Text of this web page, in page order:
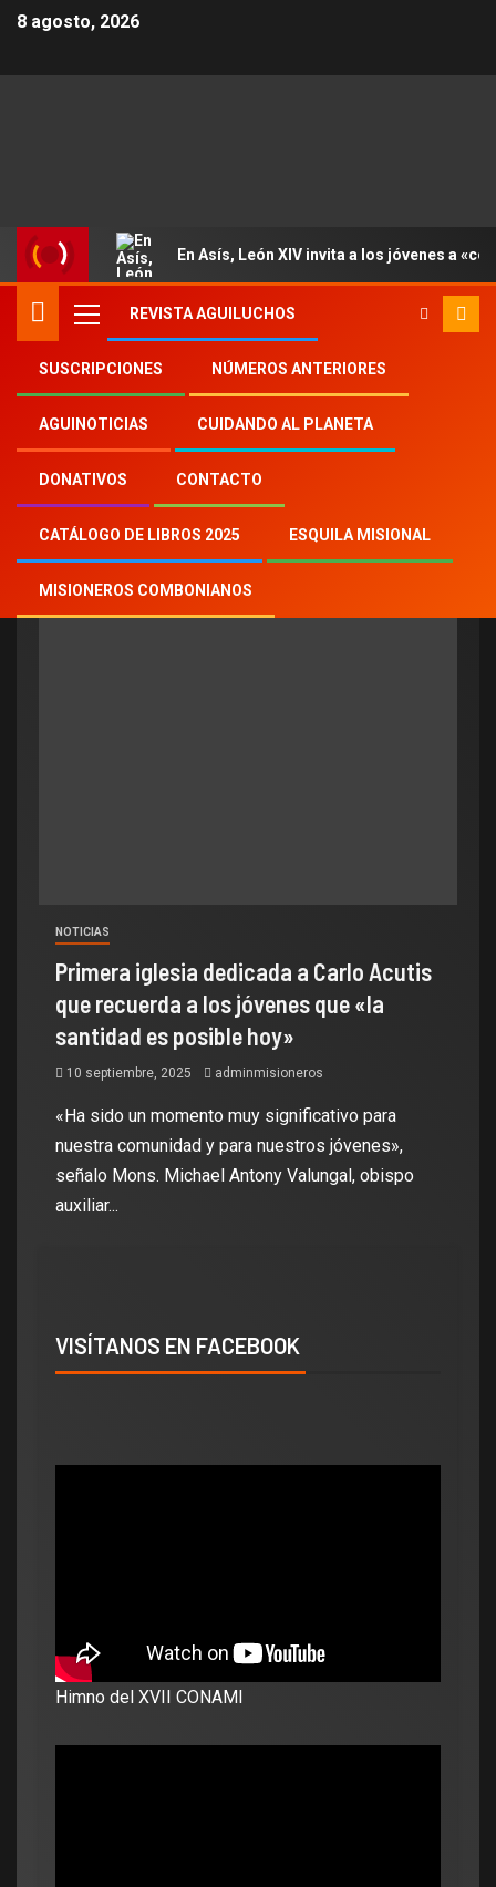
8 agosto, 2026
En Asís, León XIV invita a los jóvenes a
REVISTA AGUILUCHOS
SUSCRIPCIONES NÚMEROS ANTERIORES
AGUINOTICIAS CUIDANDO AL PLANETA
DONATIVOS CONTACTO
CATÁLOGO DE LIBROS 2025 ESQUILA MISIONAL
MISIONEROS COMBONIANOS
Inicio Aguinoticias san Carlo Acutis
san Carlo Acutis
NOTICIAS
Primera iglesia dedicada a Carlo Acutis
que recuerda a los jóvenes que «la
santidad es posible hoy»
10 septiembre, 2025 adminmisioneros
«Ha sido un momento muy significativo para
nuestra comunidad y para nuestros jóvenes»,
señalo Mons. Michael Antony Valungal, obispo
auxiliar...
VISÍTANOS EN FACEBOOK
Himno del XVII CONAMI